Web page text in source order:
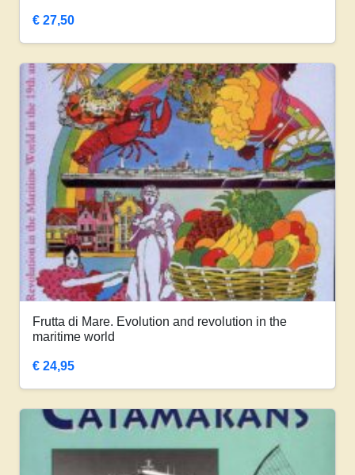
€ 27,50
Frutta di Mare. Evolution and revolution in the
maritime world
€ 24,95